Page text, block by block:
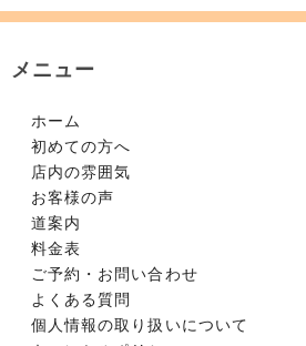
メニュー
ホーム
初めての方へ
店内の雰囲気
お客様の声
道案内
料金表
ご予約・お問い合わせ
よくある質問
個人情報の取り扱いについて